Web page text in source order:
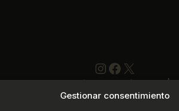
Gestionar consentimiento
Instagram
https://
X
Elemental de Música «Joaquín Turina» |